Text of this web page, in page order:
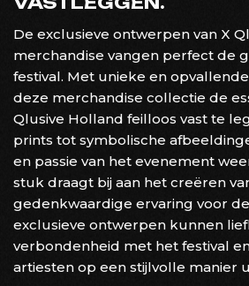
De exclusieve ontwerpen van X
merchandise vangen perfect de
festival. Met unieke en
deze merchandise collectie de
Qlusive Holland feilloos vast te
prints tot symbolische
en passie van het evenement
stuk draagt bij aan het creëren
gedenkwaardige ervaring voor
exclusieve ontwerpen kunnen
verbondenheid met het festival
artiesten op een stijlvolle manier